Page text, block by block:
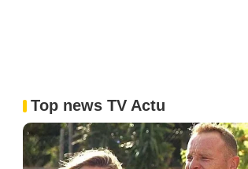
Top news TV Actu